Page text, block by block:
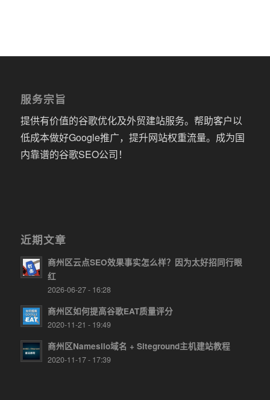
服务宗旨
提供有价值的谷歌优化及外贸建站服务。帮助客户以
低成本做好Google推广，提升网站权重流量。成为国
内靠谱的谷歌SEO公司！
近期文章
商州区云点SEO效果事实怎么样？因为太好招同行眼
红
2026-06-27 - 16:28
商州区如何提高谷歌EAT质量评分
2020-11-21 - 19:49
商州区Namesilo域名 + Siteground主机建站教程
2020-11-17 - 17:39